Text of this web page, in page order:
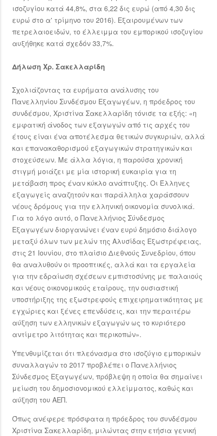
ισοζυγίου κατά 44,8%, στα 6,22 δις ευρώ (από 4,30 δις
ευρώ στο α' τρίμηνο του 2016). Εξαιρουμένων των
πετρελαιοειδών, το έλλειμμα του εμπορικού ισοζυγίου
αυξήθηκε κατά σχεδόν 33,7%.
Δήλωση Χρ. Σακελλαρίδη
Σχολιάζοντας τα ευρήματα ανάλυσης του
Πανελληνίου Συνδέσμου Εξαγωγέων, η πρόεδρος του
συνδέσμου, Χριστίνα Σακελλαρίδη τόνισε τα εξής: «η
εμφατική άνοδος των εξαγωγών από τις αρχές του
έτους είναι ένα αποτέλεσμα θετικών συγκυριών, αλλά
και επανακαθορισμού εξαγωγικών στρατηγικών και
στοχεύσεων. Με άλλα λόγια, η παρούσα χρονική
στιγμή μοιάζει με μία ιστορική ευκαιρία για τη
μετάβαση προς έναν κύκλο ανάπτυξης. Οι Έλληνες
εξαγωγείς αναζητούν και παράλληλα χαράσσουν
νέους δρόμους για την ελληνική οικονομία συνολικά.
Για το λόγο αυτό, ο Πανελλήνιος Σύνδεσμος
Εξαγωγέων διοργανώνει έναν ευρύ δημόσιο διάλογο
μεταξύ όλων των μελών της Αλυσίδας Εξωστρέφειας,
στις 21 Ιουνίου, στο πλαίσιο Διεθνούς Συνεδρίου, όπου
θα αναλυθούν οι προοπτικές, αλλά και τα εργαλεία
για την εδραίωση σχέσεων εμπιστοσύνης με παλαιούς
και νέους οικονομικούς εταίρους, την ουσιαστική
υποστήριξης της εξωστρεφούς επιχειρηματικότητας με
εγχώριες και ξένες επενδύσεις, και την περαιτέρω
αύξηση των ελληνικών εξαγωγών ως το κυριότερο
αντίμετρο λιτότητας και περικοπών».
Υπενθυμίζεται ότι πλεόνασμα στο ισοζύγιο εμπορικών
συναλλαγών το 2017 προβλέπει ο Πανελλήνιος
Σύνδεσμος Εξαγωγέων, πρόβλεψη η οποία θα σημαίνει
μείωση του δημοσιονομικού ελλείμματος, καθώς και
αύξηση του ΑΕΠ.
Όπως ανέφερε πρόσφατα η πρόεδρος του συνδέσμου
Χριστίνα Σακελλαρίδη, μιλώντας στην ετήσια γενική